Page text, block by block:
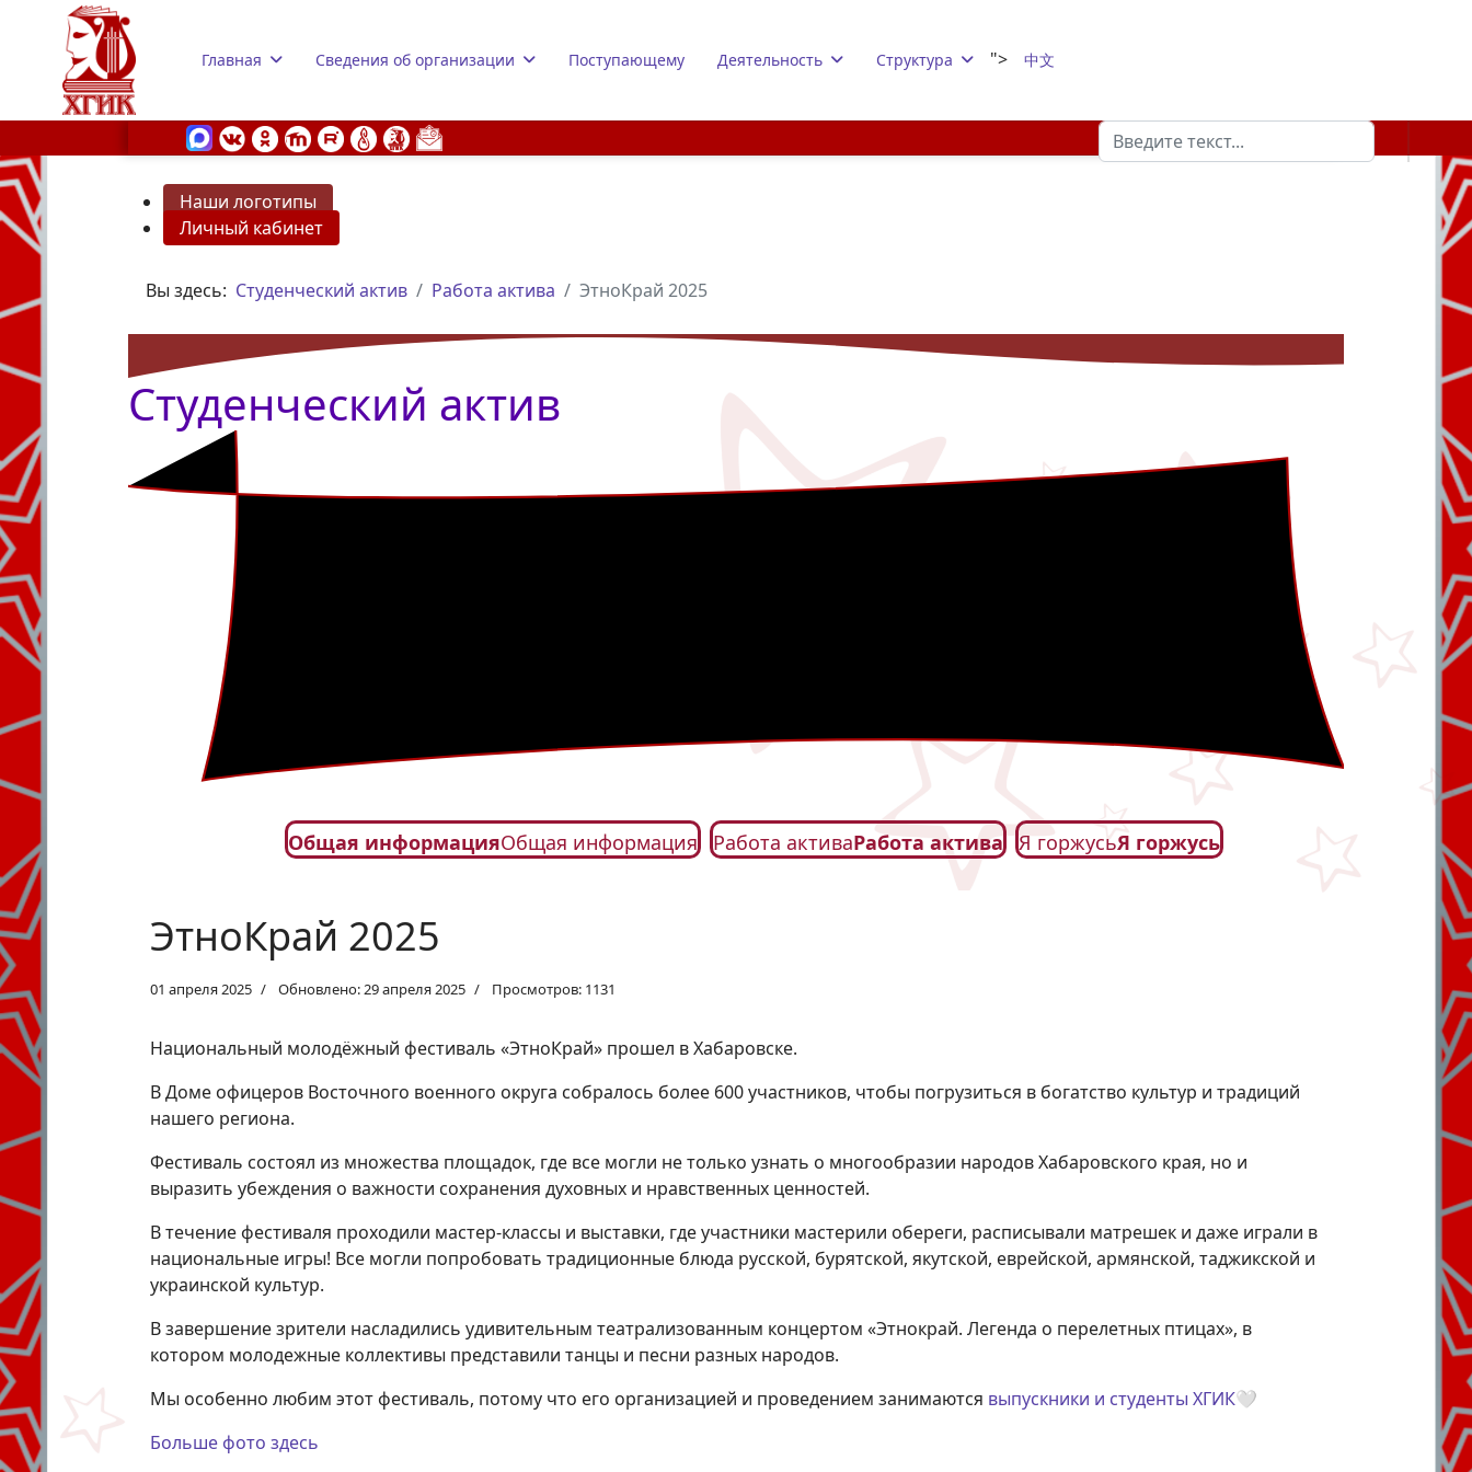
Главная Сведения об организации Поступающему Деятельность Структура "> 中文
Поиск
Наши логотипы
Личный кабинет
Вы здесь: Студенческий актив Работа актива ЭтноКрай 2025
Студенческий актив
Общая информацияОбщая информация Работа активаРабота актива Я горжусьЯ горжусь
ЭтноКрай 2025
01 апреля 2025 Обновлено: 29 апреля 2025 Просмотров: 1131
Национальный молодёжный фестиваль «ЭтноКрай» прошел в Хабаровске.
В Доме офицеров Восточного военного округа собралось более 600 участников, чтобы погрузиться в богатство культур и традиций
нашего региона.
Фестиваль состоял из множества площадок, где все могли не только узнать о многообразии народов Хабаровского края, но и
выразить убеждения о важности сохранения духовных и нравственных ценностей.
В течение фестиваля проходили мастер-классы и выставки, где участники мастерили обереги, расписывали матрешек и даже играли в
национальные игры! Все могли попробовать традиционные блюда русской, бурятской, якутской, еврейской, армянской, таджикской и
украинской культур.
В завершение зрители насладились удивительным театрализованным концертом «Этнокрай. Легенда о перелетных птицах», в
котором молодежные коллективы представили танцы и песни разных народов.
Мы особенно любим этот фестиваль, потому что его организацией и проведением занимаются выпускники и студенты ХГИК🤍
Больше фото здесь